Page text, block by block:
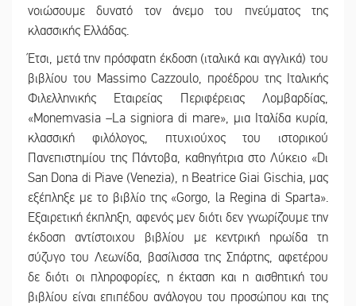
νοιώσουμε δυνατό τον άνεμο του πνεύματος της
κλασσικής Ελλάδας.
Έτσι, μετά την πρόσφατη έκδοση (ιταλικά και αγγλικά) του
βιβλίου του Massimo Cazzoulo, προέδρου της Ιταλικής
Φιλελληνικής Εταιρείας Περιφέρειας Λομβαρδίας,
«Monemvasia –La signiora di mare», μια Ιταλίδα κυρία,
κλασσική φιλόλογος, πτυχιούχος του ιστορικού
Πανεπιστημίου της Πάντοβα, καθηγήτρια στο Λύκειο «Dι
San Dona di Piave (Venezia), η Beatrice Giai Gischia, μας
εξέπληξε με το βιβλίο της «Gorgo, la Regina di Sparta».
Εξαιρετική έκπληξη, αφενός μεν διότι δεν γνωρίζουμε την
έκδοση αντίστοιχου βιβλίου με κεντρική ηρωίδα τη
σύζυγο του Λεωνίδα, βασίλισσα της Σπάρτης, αφετέρου
δε διότι οι πληροφορίες, η έκταση και η αισθητική του
βιβλίου είναι επιπέδου ανάλογου του προσώπου και της